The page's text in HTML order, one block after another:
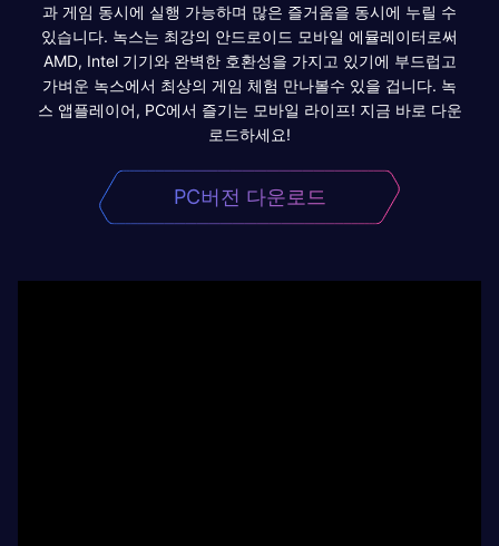
과 게임 동시에 실행 가능하며 많은 즐거움을 동시에 누릴 수
있습니다. 녹스는 최강의 안드로이드 모바일 에뮬레이터로써
AMD, Intel 기기와 완벽한 호환성을 가지고 있기에 부드럽고
가벼운 녹스에서 최상의 게임 체험 만나볼수 있을 겁니다. 녹
스 앱플레이어, PC에서 즐기는 모바일 라이프! 지금 바로 다운
로드하세요!
PC버전 다운로드